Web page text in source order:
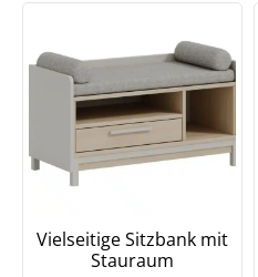
Vielseitige Sitzbank mit
Stauraum